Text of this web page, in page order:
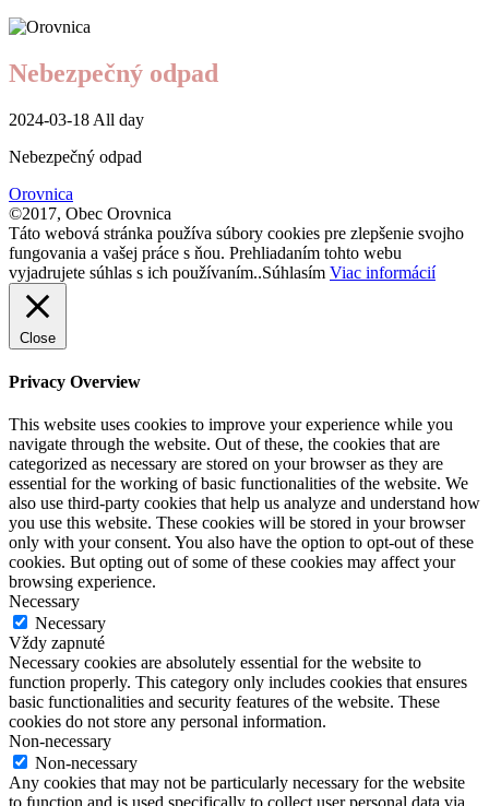
Nebezpečný odpad
2024-03-18 All day
Nebezpečný odpad
Orovnica
©2017, Obec Orovnica
Táto webová stránka používa súbory cookies pre zlepšenie svojho
fungovania a vašej práce s ňou. Prehliadaním tohto webu
vyjadrujete súhlas s ich používaním..Súhlasím Viac informácií
Close
Privacy Overview
This website uses cookies to improve your experience while you
navigate through the website. Out of these, the cookies that are
categorized as necessary are stored on your browser as they are
essential for the working of basic functionalities of the website. We
also use third-party cookies that help us analyze and understand how
you use this website. These cookies will be stored in your browser
only with your consent. You also have the option to opt-out of these
cookies. But opting out of some of these cookies may affect your
browsing experience.
Necessary
Necessary
Vždy zapnuté
Necessary cookies are absolutely essential for the website to
function properly. This category only includes cookies that ensures
basic functionalities and security features of the website. These
cookies do not store any personal information.
Non-necessary
Non-necessary
Any cookies that may not be particularly necessary for the website